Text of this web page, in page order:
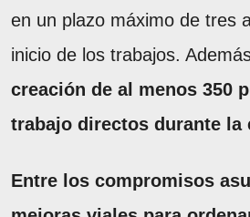
en un plazo máximo de tres
inicio de los trabajos.
creación de al menos 350
trabajo directos durante la
Entre los compromisos